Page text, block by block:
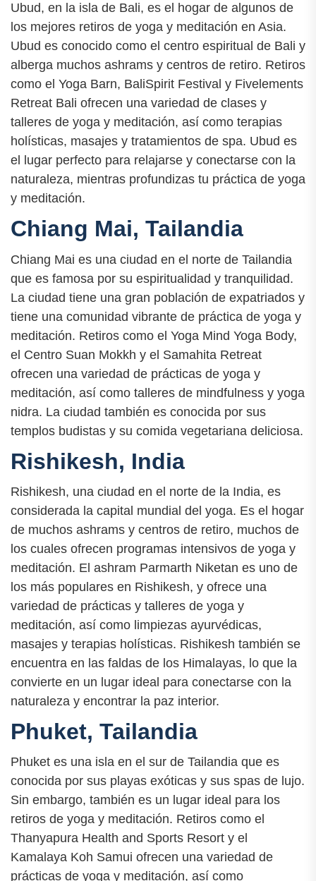
Ubud, en la isla de Bali, es el hogar de algunos de
los mejores retiros de yoga y meditación en Asia.
Ubud es conocido como el centro espiritual de Bali y
alberga muchos ashrams y centros de retiro. Retiros
como el Yoga Barn, BaliSpirit Festival y Fivelements
Retreat Bali ofrecen una variedad de clases y
talleres de yoga y meditación, así como terapias
holísticas, masajes y tratamientos de spa. Ubud es
el lugar perfecto para relajarse y conectarse con la
naturaleza, mientras profundizas tu práctica de yoga
y meditación.
Chiang Mai, Tailandia
Chiang Mai es una ciudad en el norte de Tailandia
que es famosa por su espiritualidad y tranquilidad.
La ciudad tiene una gran población de expatriados y
tiene una comunidad vibrante de práctica de yoga y
meditación. Retiros como el Yoga Mind Yoga Body,
el Centro Suan Mokkh y el Samahita Retreat
ofrecen una variedad de prácticas de yoga y
meditación, así como talleres de mindfulness y yoga
nidra. La ciudad también es conocida por sus
templos budistas y su comida vegetariana deliciosa.
Rishikesh, India
Rishikesh, una ciudad en el norte de la India, es
considerada la capital mundial del yoga. Es el hogar
de muchos ashrams y centros de retiro, muchos de
los cuales ofrecen programas intensivos de yoga y
meditación. El ashram Parmarth Niketan es uno de
los más populares en Rishikesh, y ofrece una
variedad de prácticas y talleres de yoga y
meditación, así como limpiezas ayurvédicas,
masajes y terapias holísticas. Rishikesh también se
encuentra en las faldas de los Himalayas, lo que la
convierte en un lugar ideal para conectarse con la
naturaleza y encontrar la paz interior.
Phuket, Tailandia
Phuket es una isla en el sur de Tailandia que es
conocida por sus playas exóticas y sus spas de lujo.
Sin embargo, también es un lugar ideal para los
retiros de yoga y meditación. Retiros como el
Thanyapura Health and Sports Resort y el
Kamalaya Koh Samui ofrecen una variedad de
prácticas de yoga y meditación, así como